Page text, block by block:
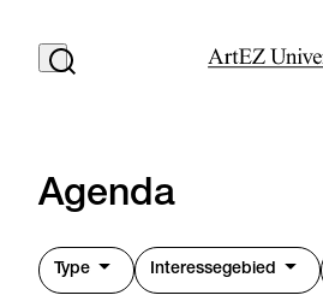
Agenda
Type Interessegebied